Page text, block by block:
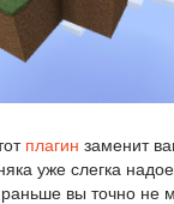
плагин заменит
уже слегка
вы точно не